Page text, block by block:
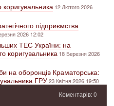
12 Лютого 2026
підприємства
2026 12:02
ТЕС України: на
коригувальника 18 Березня 2026
на оборонців Краматорська:
ГРУ23 Квітня 2026 19:50
Коментарів: 0